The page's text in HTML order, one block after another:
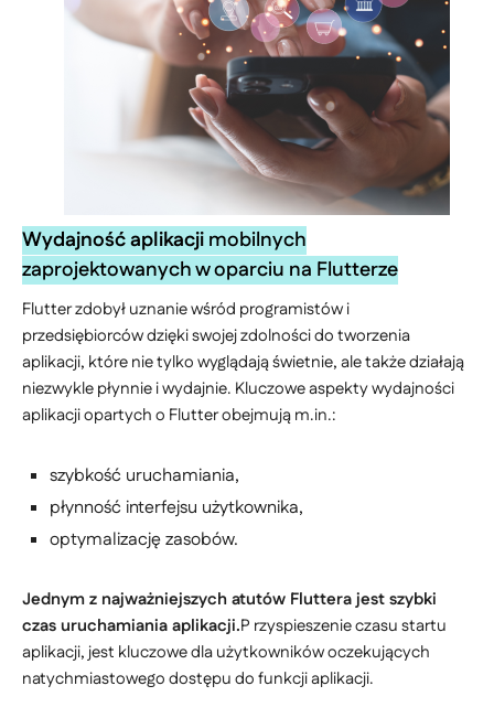
Wydajność aplikacjimobilnych
zaprojektowanych w oparciu na Flutterze
Flutter zdobył uznanie wśród programistów i
przedsiębiorców dzięki swojej zdolności do tworzenia
aplikacji, które nie tylko wyglądają świetnie, ale także działają
niezwykle płynnie i wydajnie. Kluczowe aspekty wydajności
aplikacji opartych o Flutter obejmują m.in.:
szybkość uruchamiania,
płynność interfejsu użytkownika,
optymalizację zasobów.
Jednym z najważniejszych atutów Fluttera jest szybki
czas uruchamiania aplikacji.P rzyspieszenie czasu startu
aplikacji, jest kluczowe dla użytkowników oczekujących
natychmiastowego dostępu do funkcji aplikacji.